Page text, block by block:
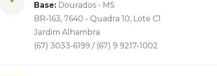
Base: Dourados - MS
BR-163, 7640 - Quadra 10, Lote C1
Jardim Alhambra
(67) 3033-6199 / (67) 9 9217-1002